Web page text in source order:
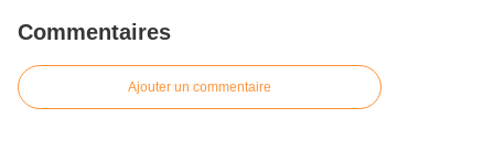
Commentaires
Ajouter un commentaire